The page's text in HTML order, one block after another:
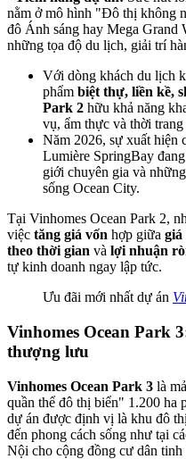
nằm ở mô hình "Đô thị không
đô Ánh sáng hay Mega Grand
những tọa độ du lịch, giải trí
Với dòng khách du lịch
phẩm biệt thự, liền kề,
Park 2 hữu khả năng
vụ, ẩm thực và thời
Năm 2026, sự xuất hiện
Lumière SpringBay
giới chuyên gia và
sống Ocean City.
Tại Vinhomes Ocean Park 2,
việc tăng giá vốn hợp giữa giá
theo thời gian và lợi nhuận
tự kinh doanh ngay lập tức.
Ưu đãi mới nhất dự án
Vinhomes Ocean Park
thượng lưu
Vinhomes Ocean Park 3 là
quần thể đô thị biển" 1.200 ha
dự án được định vị là khu đô
đến phong cách sống như tại
Nội cho cộng đồng cư dân tinh